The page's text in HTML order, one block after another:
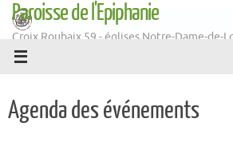
Passer
contenu
Paroisse de l'Epiphanie
Croix Roubaix 59 - églises Notre-Dame-de-
Martin
Agenda des événements